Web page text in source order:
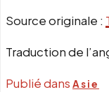
Source originale :
Traduction de
Publié dans Asie